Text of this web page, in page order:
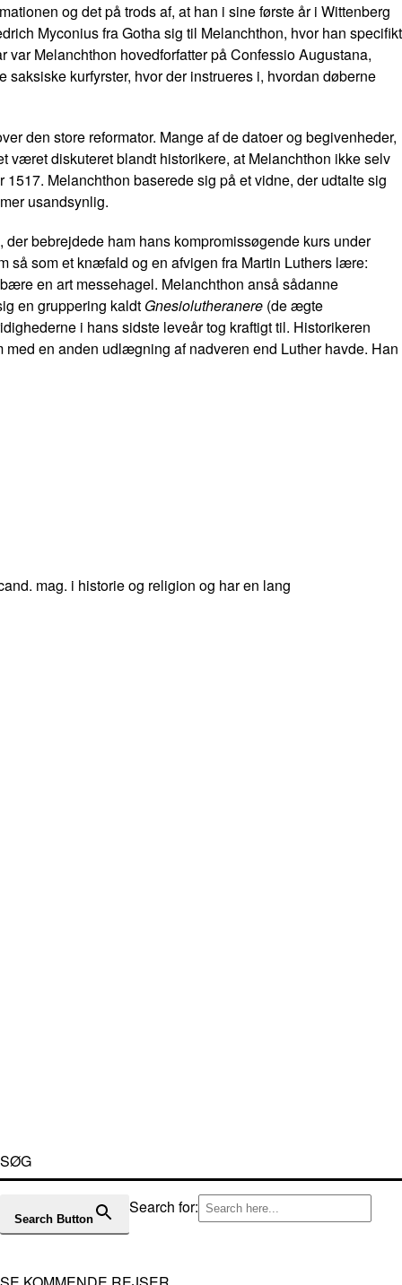
og det på trods af, at han i sine første år i Wittenberg
Myconius fra Gotha sig til Melanchthon, hvor han specifikt
Melanchthon hovedforfatter på Confessio Augustana,
kurfyrster, hvor der instrueres i, hvordan døberne
den store reformator. Mange af de datoer og begivenheder,
været diskuteret blandt historikere, at Melanchthon ikke selv
Melanchthon baserede sig på et vidne, der udtalte sig
usandsynlig.
bebrejdede ham hans kompromissøgende kurs under
så som et knæfald og en afvigen fra Martin Luthers lære:
en art messehagel. Melanchthon anså sådanne
en gruppering kaldt Gnesiolutheranere (de ægte
i hans sidste leveår tog kraftigt til. Historikeren
en anden udlægning af nadveren end Luther havde. Han
mag. i historie og religion og har en lang
SØG
Search for:
Search Button